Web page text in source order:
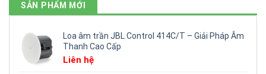
SẢN PHẨM MỚI
Loa âm trần JBL Control 414C/T – Giải Pháp Âm
Thanh Cao Cấp
Liên hệ